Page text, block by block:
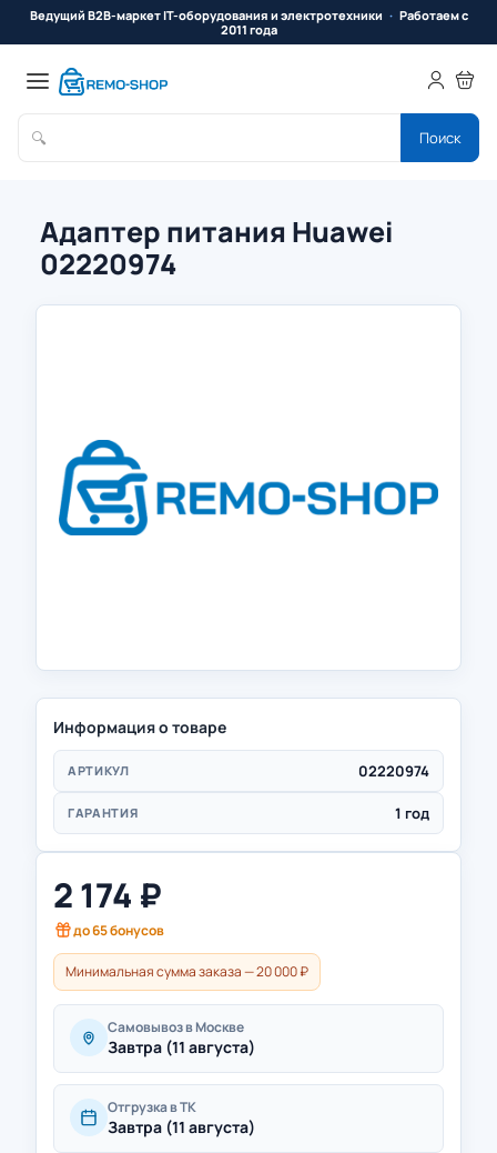
Ведущий B2B-маркет IT-оборудования и электротехники
Работаем с
2011 года
🔍 Поиск
Адаптер питания Huawei
02220974
Информация о товаре
АРТИКУЛ 02220974
ГАРАНТИЯ 1 год
2 174 ₽
до65бонусов
Минимальная сумма заказа — 20 000 ₽
Самовывоз в Москве
Завтра (11 августа)
Отгрузка в ТК
Завтра (11 августа)